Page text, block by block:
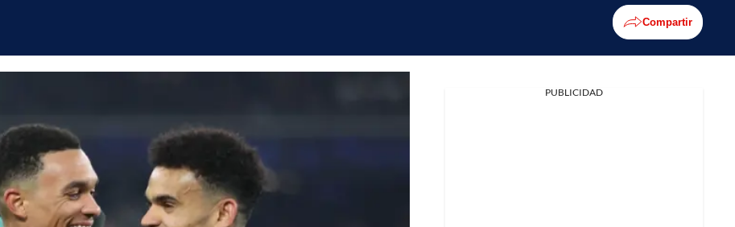
Compartir
PUBLICIDAD